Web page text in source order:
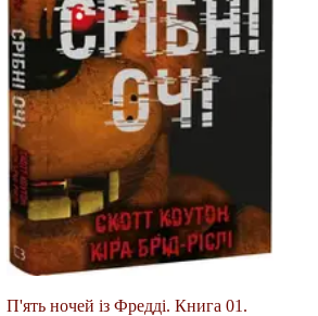
П'ять ночей із Фредді. Книга 01.